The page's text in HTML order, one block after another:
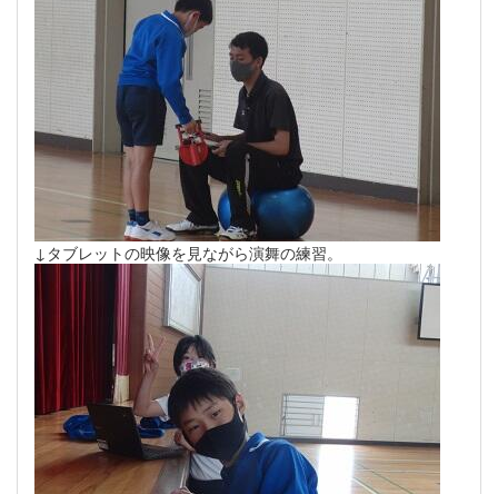
↓タブレットの映像を見ながら演舞の練習。